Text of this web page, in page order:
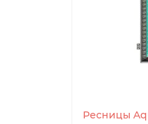
Ресницы